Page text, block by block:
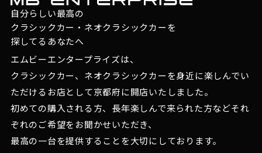
自分らしい最高の
クラシックカー・ネオクラシックカーを
探してるあなたへ
エムビーエンタープライズは、
クラシックカー、ネオクラシックカーを身近に楽しんでい
ただけるお店として京都府に開店いたしました。
初めての購入される方、長年楽しんで来られた方などそれ
ぞれのご希望をお聞かせいただき、
最高の一台を提供することを大切にしております。